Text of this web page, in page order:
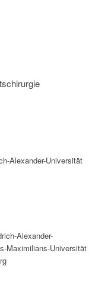
Alexander-Universität
Alexander-
Maximilians-Universität